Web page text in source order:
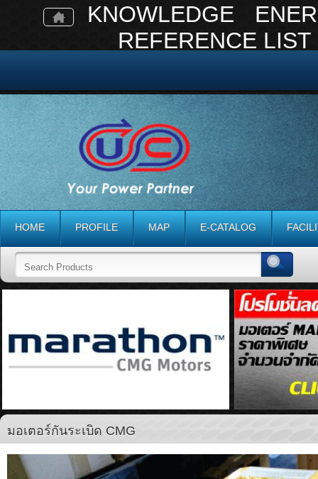
KNOWLEDGE
REFERENCE LIST
HOME PROFILE MAP E-CATALOG
มอเตอร์กันระเบิด CMG